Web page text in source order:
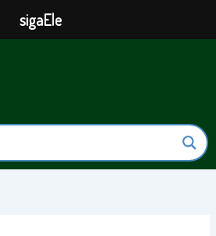
sigaEle